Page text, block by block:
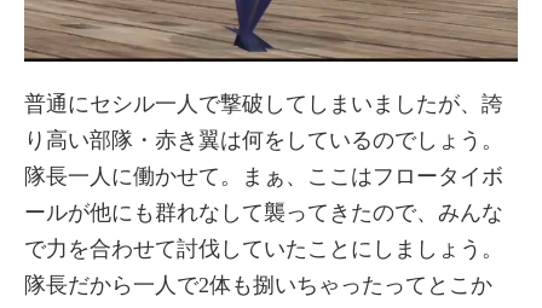
普通にセシル一人で撃破してしまいましたが、誇
り高い部隊・赤き翼は何をしているのでしょう。
隊長一人に働かせて。まぁ、ここはフロータイボ
ールが他にも群れなして襲ってきたので、みんな
で力を合わせて討伐していたことにしましょう。
隊長だから一人で2体も捌いちゃったってとこか